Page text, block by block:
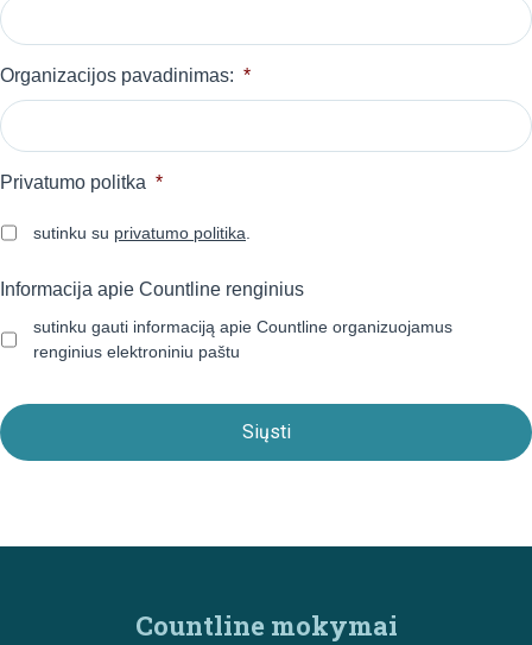
Organizacijos pavadinimas: *
Privatumo politka *
sutinku su privatumo politika
Informacija apie Countline renginius
sutinku gauti informaciją apie Countline organizuojamus
renginius elektroniniu paštu
Countline mokymai